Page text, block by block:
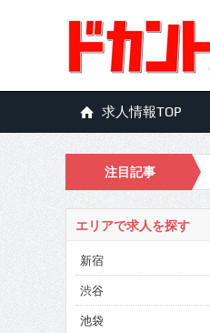
求人情報TOP
注目記事
エリアで求人を探す
新宿
渋谷
池袋